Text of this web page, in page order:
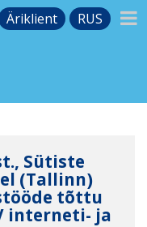
Äriklient RUS
Sütiste
(Tallinn)
tõttu
interneti- ja